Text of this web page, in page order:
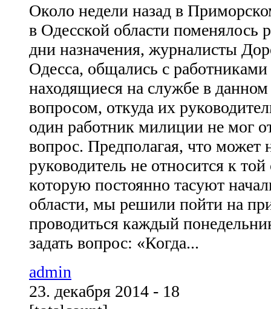
Около недели назад в
в Одесской области поменялось
дни назначения, журналисты
Одесса, общались с
находящиеся на службе в данном
вопросом, откуда их
один работник милиции не мог
вопрос. Предполагая, что может
руководитель не относится к
которую постоянно тасуют
области, мы решили пойти на
проводиться каждый
задать вопрос: «Когда...
admin
23. декабря 2014 - 18